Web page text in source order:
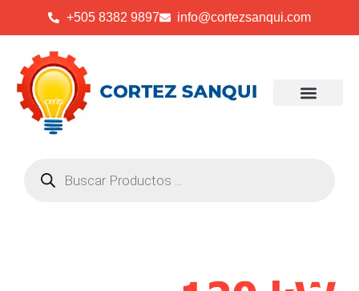
+505 8382 9897 info@cortezsanqui.com